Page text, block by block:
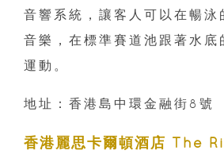
音響系統，讓客人可以在暢泳
音樂，在標準賽道池跟著水底
運動。
地址：香港島中環金融街8號
香港麗思卡爾頓酒店 The